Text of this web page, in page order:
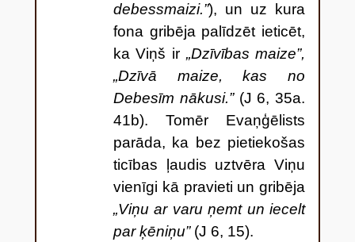
debessmaizi.”), un uz kura
fona gribēja palīdzēt ieticēt,
ka Viņš ir „Dzīvības maize”,
„Dzīvā maize, kas no
Debesīm nākusi.”(J 6, 35a.
41b). Tomēr Evaņģēlists
parāda, ka bez pietiekošas
ticības ļaudis uztvēra Viņu
vienīgi kā pravieti un gribēja
„Viņu ar varu ņemt un iecelt
par ķēniņu”(J 6, 15).